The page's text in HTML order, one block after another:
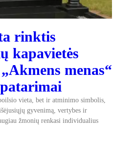
rinktis
kapavietės
menas“
vieta, bet ir atminimo simbolis,
gyvenimą, vertybes ir
žmonių renkasi individualius